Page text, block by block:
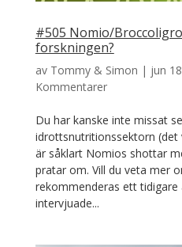
#505 Nomio/
forskningen?
av Tommy & Simon | jun
Kommentarer
Du har kanske inte missat
idrottsnutritionssektorn
är såklart Nomios shottar
pratar om. Vill du veta mer
rekommenderas ett tidigare
intervjuade...